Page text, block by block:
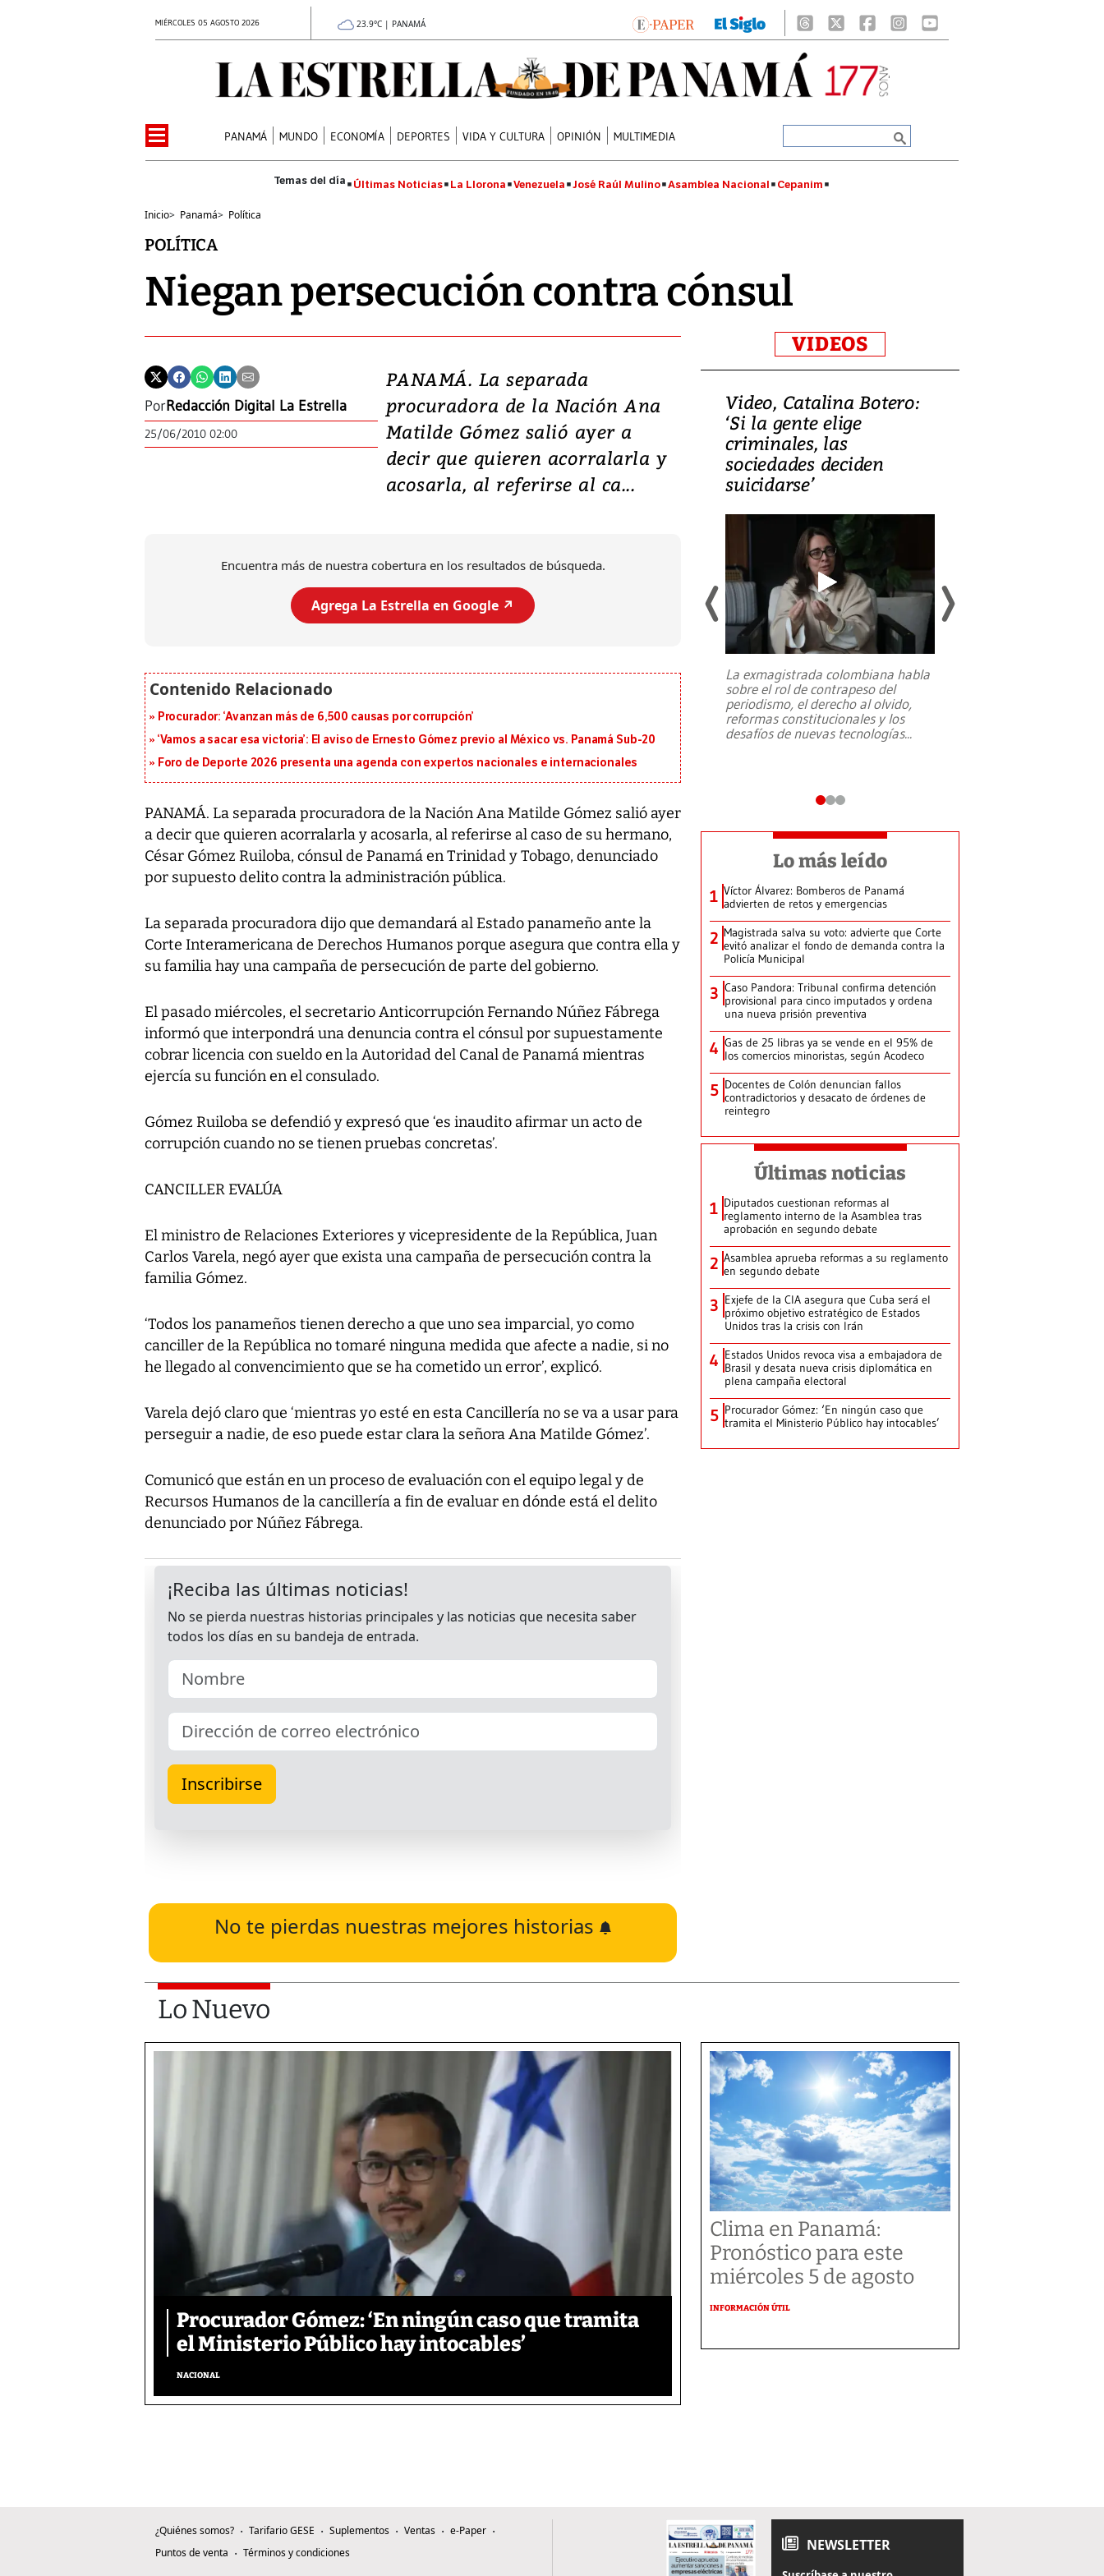
MIÉRCOLES 05 AGOSTO 2026 23.9°C | PANAMÁ
PANAMÁ MUNDO ECONOMÍA DEPORTES VIDA Y CULTURA OPINIÓN MULTIMEDIA
Últimas Noticias La Llorona Venezuela José Raúl Mulino Asamblea Nacional Cepanim
Inicio> Panamá> Política
POLÍTICA
Niegan persecución contra cónsul
PorRedacción Digital La Estrella
25/06/2010 02:00
PANAMÁ. La separada
procuradora de la Nación Ana
Matilde Gómez salió ayer a
decir que quieren acorralarla y
acosarla, al referirse al ca...
Encuentra más de nuestra cobertura en los resultados de búsqueda.
Agrega La Estrella en Google ↗️
Procurador: ‘Avanzan más de 6,500 causas por corrupción’
‘Vamos a sacar esa victoria’: El aviso de Ernesto Gómez previo al México vs. Panamá Sub-20
Foro de Deporte 2026 presenta una agenda con expertos nacionales e internacionales
PANAMÁ. La separada procuradora de la Nación Ana Matilde Gómez salió ayer
a decir que quieren acorralarla y acosarla, al referirse al caso de su hermano,
César Gómez Ruiloba, cónsul de Panamá en Trinidad y Tobago, denunciado
por supuesto delito contra la administración pública.
La separada procuradora dijo que demandará al Estado panameño ante la
Corte Interamericana de Derechos Humanos porque asegura que contra ella y
su familia hay una campaña de persecución de parte del gobierno.
El pasado miércoles, el secretario Anticorrupción Fernando Núñez Fábrega
informó que interpondrá una denuncia contra el cónsul por supuestamente
cobrar licencia con sueldo en la Autoridad del Canal de Panamá mientras
ejercía su función en el consulado.
Gómez Ruiloba se defendió y expresó que ‘es inaudito afirmar un acto de
corrupción cuando no se tienen pruebas concretas’.
CANCILLER EVALÚA
El ministro de Relaciones Exteriores y vicepresidente de la República, Juan
Carlos Varela, negó ayer que exista una campaña de persecución contra la
familia Gómez.
‘Todos los panameños tienen derecho a que uno sea imparcial, yo como
canciller de la República no tomaré ninguna medida que afecte a nadie, si no
he llegado al convencimiento que se ha cometido un error’, explicó.
Varela dejó claro que ‘mientras yo esté en esta Cancillería no se va a usar para
perseguir a nadie, de eso puede estar clara la señora Ana Matilde Gómez’.
Comunicó que están en un proceso de evaluación con el equipo legal y de
Recursos Humanos de la cancillería a fin de evaluar en dónde está el delito
denunciado por Núñez Fábrega.
No te pierdas nuestras mejores historias
VIDEOS
Video, Japón: Terremoto
deja heridos y graves
daños en Kumamoto
al sur de Japón, provocando una
Video, Catalina Botero:
‘Si la gente elige
criminales, las
sociedades deciden
suicidarse’
La exmagistrada colombiana habla
sobre el rol de contrapeso del
periodismo, el derecho al olvido,
reformas constitucionales y los
desafíos de nuevas tecnologías...
Lo más leído
1 Víctor Álvarez: Bomberos de Panamá
advierten de retos y emergencias
2 Magistrada salva su voto: advierte que Corte
evitó analizar el fondo de demanda contra la
Policía Municipal
3 Caso Pandora: Tribunal confirma detención
provisional para cinco imputados y ordena
una nueva prisión preventiva
4 Gas de 25 libras ya se vende en el 95% de
los comercios minoristas, según Acodeco
5 Docentes de Colón denuncian fallos
contradictorios y desacato de órdenes de
reintegro
Últimas noticias
1 Diputados cuestionan reformas al
reglamento interno de la Asamblea tras
aprobación en segundo debate
2 Asamblea aprueba reformas a su reglamento
en segundo debate
3 Exjefe de la CIA asegura que Cuba será el
próximo objetivo estratégico de Estados
Unidos tras la crisis con Irán
4 Estados Unidos revoca visa a embajadora de
Brasil y desata nueva crisis diplomática en
plena campaña electoral
5 Procurador Gómez: ‘En ningún caso que
tramita el Ministerio Público hay intocables’
Lo Nuevo
Procurador Gómez: ‘En ningún caso que tramita
el Ministerio Público hay intocables’
NACIONAL
Clima en Panamá:
Pronóstico para este
miércoles 5 de agosto
INFORMACIÓN ÚTIL
¿Quiénes somos? Tarifario GESE Suplementos Ventas
e-Paper
Puntos de venta
Términos y condiciones NEWSLETTER